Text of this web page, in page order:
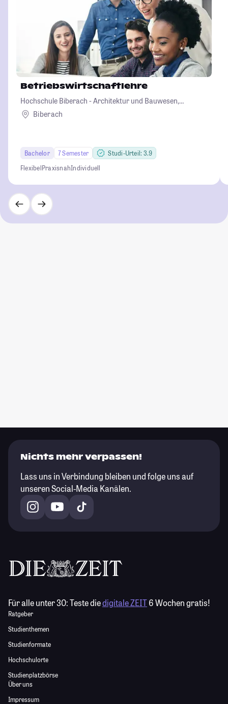
Betriebswirtschaftlehre
Hochschule Biberach - Architektur und Bauwesen,
Betriebswirtschaft und Biotechnologie
Biberach
Bachelor 7 Semester
Studi-Urteil: 3.9
FlexibelPraxisnahIndividuell
Nichts mehr verpassen!
Lass uns in Verbindung bleiben und folge uns auf
unseren Social-Media Kanälen.
Für alle unter 30:Teste diedigitale ZEIT6 Wochen gratis!
Ratgeber
Studienthemen
Studienformate
Hochschulorte
Studienplatzbörse
Über uns
Impressum